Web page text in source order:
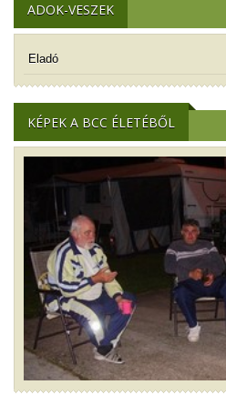
ADOK-VESZEK
Eladó
KÉPEK A BCC ÉLETÉBŐL